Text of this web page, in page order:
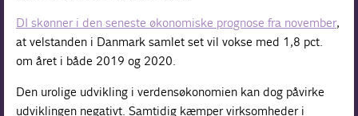
DI skønner i den seneste økonomiske prognose fra november,
at velstanden i Danmark samlet set vil vokse med 1,8 pct.
om året i både 2019 og 2020.
Den urolige udvikling i verdensøkonomien kan dog påvirke
udviklingen negativt. Samtidig kæmper virksomheder i